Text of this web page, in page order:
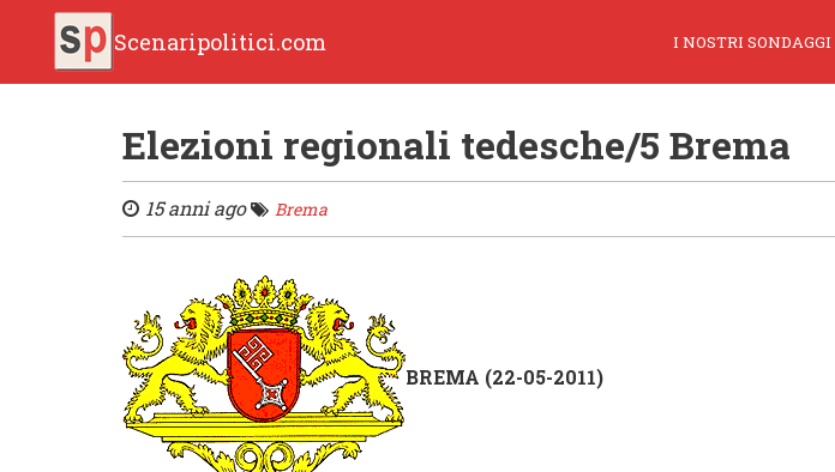
Scenaripolitici.com I NOSTRI SONDAGGI
Elezioni regionali tedesche/5 Brema
15 anni ago Brema
BREMA (22-05-2011)